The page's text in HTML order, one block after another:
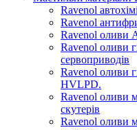
Ravenol
Ravenol
Ravenol оливи
Ravenol оливи
сервоприводів
Ravenol оливи
HVLPD.
Ravenol оливи
скутерів
Ravenol оливи